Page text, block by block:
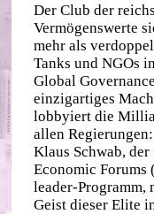
Der Club der
Vermögenswerte
mehr als
Tanks und NGOs
Global
einzigartiges
lobbyiert die
allen
Klaus Schwab,
Economic Forums
Geist dieser Elite